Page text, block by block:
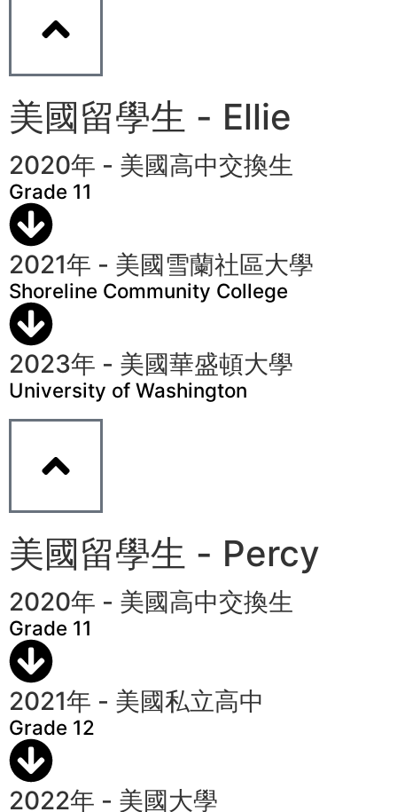
美國留學生 - Ellie
2020年 - 美國高中交換生
Grade 11
2021年 - 美國雪蘭社區大學
Shoreline Community College
2023年 - 美國華盛頓大學
University of Washington
美國留學生 - Percy
2020年 - 美國高中交換生
Grade 11
2021年 - 美國私立高中
Grade 12
2022年 - 美國大學